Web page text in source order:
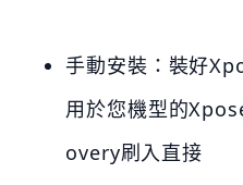
手動安裝：裝好
用於您機型的
overy刷入直接